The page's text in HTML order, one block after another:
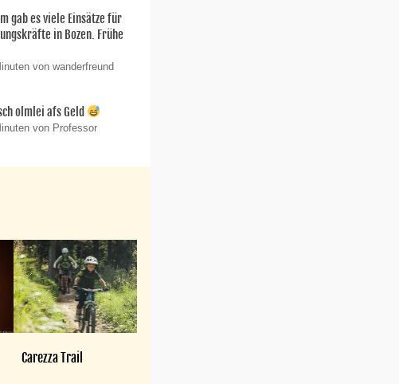
gab es viele Einsätze für
in Bozen. Frühe
von wanderfreund
olmlei afs Geld
von Professor
Carezza Trail